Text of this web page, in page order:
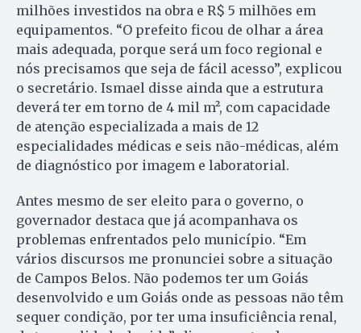
milhões investidos na obra e R$ 5 milhões em
equipamentos. “O prefeito ficou de olhar a área
mais adequada, porque será um foco regional e
nós precisamos que seja de fácil acesso”, explicou
o secretário. Ismael disse ainda que a estrutura
deverá ter em torno de 4 mil m², com capacidade
de atenção especializada a mais de 12
especialidades médicas e seis não-médicas, além
de diagnóstico por imagem e laboratorial.
Antes mesmo de ser eleito para o governo, o
governador destaca que já acompanhava os
problemas enfrentados pelo município. “Em
vários discursos me pronunciei sobre a situação
de Campos Belos. Não podemos ter um Goiás
desenvolvido e um Goiás onde as pessoas não têm
sequer condição, por ter uma insuficiência renal,